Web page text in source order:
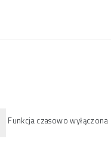
Funkcja czasowo wyłączona